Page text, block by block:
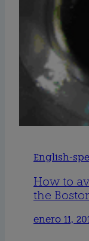
English-
How to
the
enero 11,